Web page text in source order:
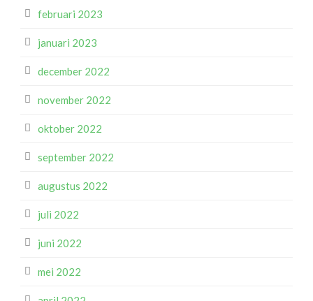
februari 2023
januari 2023
december 2022
november 2022
oktober 2022
september 2022
augustus 2022
juli 2022
juni 2022
mei 2022